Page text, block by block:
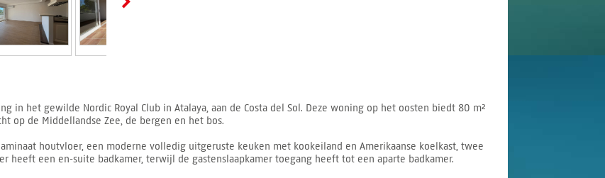
in het gewilde Nordic Royal Club in Atalaya, aan de Costa del Sol. Deze woning op het oosten biedt 80 m²
op de Middellandse Zee, de bergen en het bos.
houtvloer, een moderne volledig uitgeruste keuken met kookeiland en Amerikaanse koelkast, twee
heeft een en-suite badkamer, terwijl de gastenslaapkamer toegang heeft tot een aparte badkamer.